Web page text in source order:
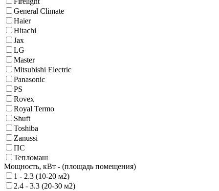
General Climate
Haier
Hitachi
Jax
LG
Master
Mitsubishi Electric
Panasonic
PS
Rovex
Royal Termo
Shuft
Toshiba
Zanussi
ПС
Тепломаш
Мощность, кВт - (площадь помещения)
1 - 2.3 (10-20 м2)
2.4 - 3.3 (20-30 м2)